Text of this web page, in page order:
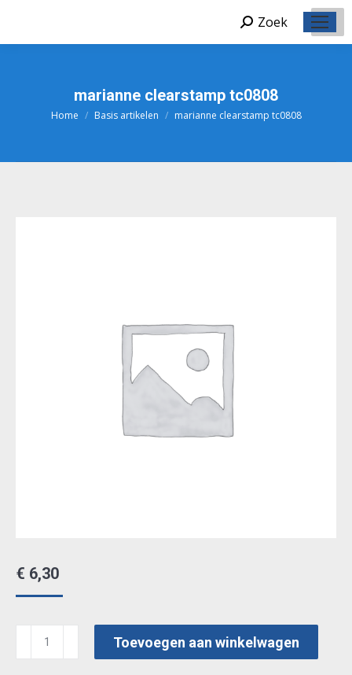
Zoeken:
Zoek
marianne clearstamp tc0808
Je bent hier:
Home Basis artikelen marianne clearstamp tc0808
€ 6,30
marianne
clearstamp
Toevoegen aan winkelwagen